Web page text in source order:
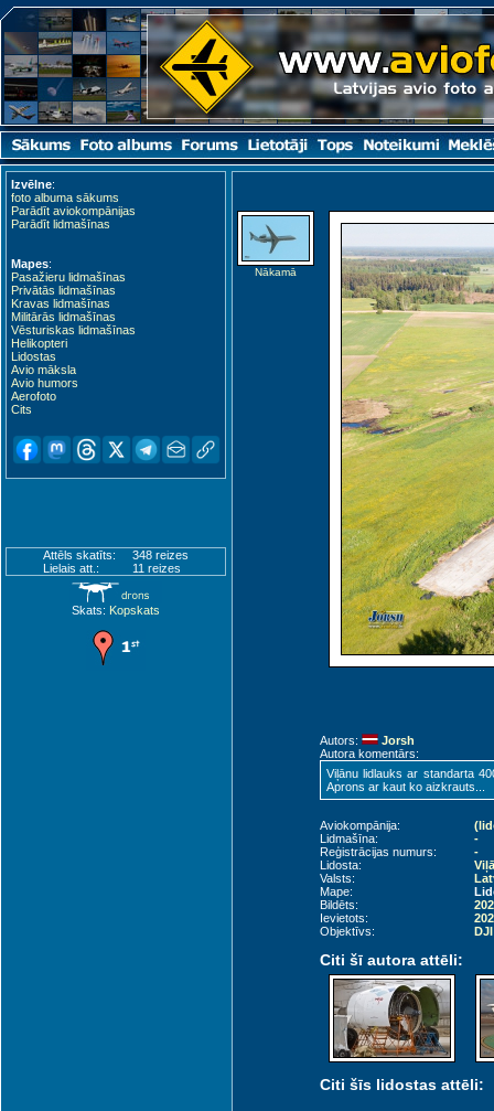
Izvēlne:
foto albuma sākums
Parādīt aviokompānijas
Parādīt lidmašīnas
Mapes:
Pasažieru lidmašīnas
Privātās lidmašīnas
Kravas lidmašīnas
Militārās lidmašīnas
Vēsturiskas lidmašīnas
Helikopteri
Lidostas
Avio māksla
Avio humors
Aerofoto
Cits
Attēls skatīts:
348 reizes
Lielais att.:
11 reizes
Skats: Kopskats
Nākamā
Autors:
Jorsh
Autora komentārs:
Viļānu lidlauks ar standarta
Aprons ar kaut ko aizkrauts...
Aviokompānija:
Lidmašīna:
-
Reģistrācijas numurs:
-
Lidosta:
Valsts:
Mape:
Bildēts:
Ievietots:
Objektīvs:
Citi šī autora attēli:
Citi šīs lidostas attēli: